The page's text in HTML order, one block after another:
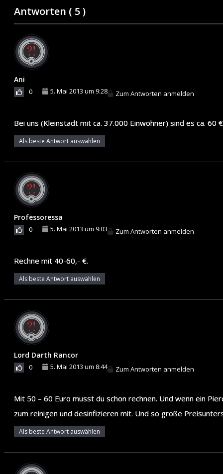
Antworten ( 5)
Ani
0 5. Mai 2013 um 9:28 Zum Antworten anmelden
Bei uns (Kleinstadt mit ca. 37.000 Einwohner) sind es ca.
Als beste Antwort auswählen
Professoressa
0 5. Mai 2013 um 9:03 Zum Antworten anmelden
Rechne mit 40-60,- €.
Als beste Antwort auswählen
Lord Darth Rancor
0 5. Mai 2013 um 8:44 Zum Antworten anmelden
Mit 50 – 60 Euro musst du schon rechnen. Und wenn ein
zum reinigen und desinfizieren mit. Und so große
Als beste Antwort auswählen